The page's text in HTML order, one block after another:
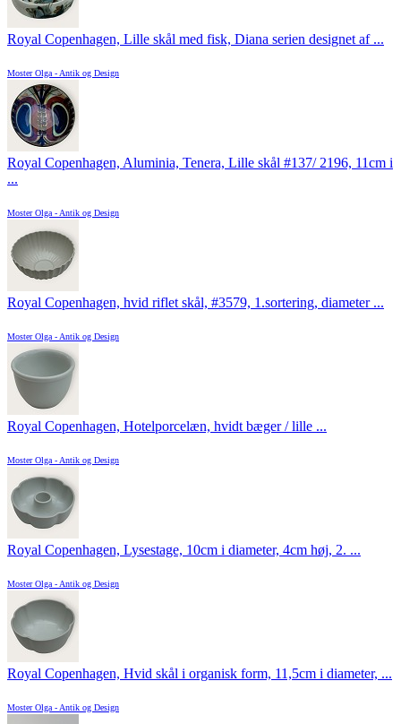
Royal Copenhagen, Lille skål med fisk, Diana serien designet af ...
Moster Olga - Antik og Design
Royal Copenhagen, Aluminia, Tenera, Lille skål #137/ 2196, 11cm i
...
Moster Olga - Antik og Design
Royal Copenhagen, hvid riflet skål, #3579, 1.sortering, diameter ...
Moster Olga - Antik og Design
Royal Copenhagen, Hotelporcelæn, hvidt bæger / lille ...
Moster Olga - Antik og Design
Royal Copenhagen, Lysestage, 10cm i diameter, 4cm høj, 2. ...
Moster Olga - Antik og Design
Royal Copenhagen, Hvid skål i organisk form, 11,5cm i diameter, ...
Moster Olga - Antik og Design